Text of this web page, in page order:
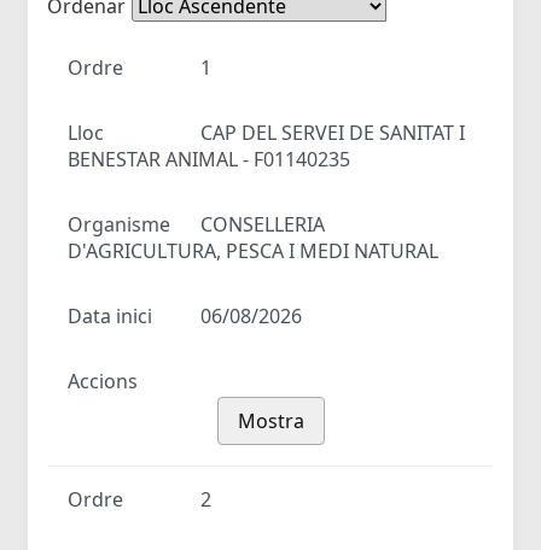
Ordenar
Ordre 1
Lloc
CAP DEL SERVEI DE SANITAT I
BENESTAR ANIMAL - F01140235
Organisme
CONSELLERIA
D'AGRICULTURA, PESCA I MEDI NATURAL
Data inici 06/08/2026
Accions
Mostra
Ordre 2